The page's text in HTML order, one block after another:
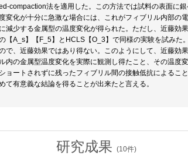
compaction法を適用した。この方法では試料の表面に
変化が十分に急激な場合には、これがフィブリル内部の
減少する金属型の温度変化が得られた。ただし、近藤効
【A_s】【F_5】とHCLS【O_3】で同様の実験を試み
で、近藤効果ではあり得ない。このようにして、近藤効
内の金属型温度変化を実際に観測し得たこと、その温度
ョートされずに残ったフィブリル間の接触低抗によるこ
て有意義な結論を得ることが出来たと言える。
研究成果 (10件)